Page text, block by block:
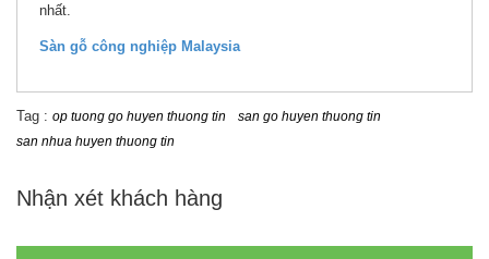
nhất.
Sàn gỗ công nghiệp Malaysia
Tag : op tuong go huyen thuong tin
san go huyen thuong tin
san nhua huyen thuong tin
Nhận xét khách hàng